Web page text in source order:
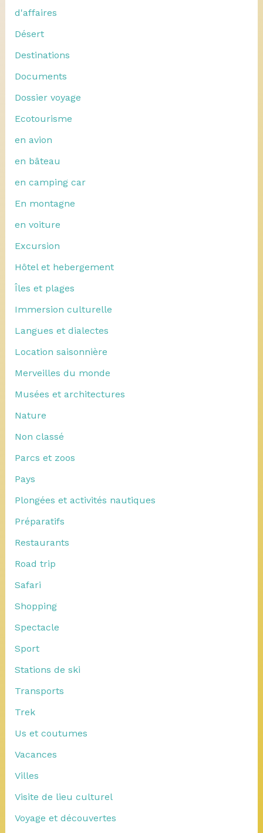
d'affaires
Désert
Destinations
Documents
Dossier voyage
Ecotourisme
en avion
en bâteau
en camping car
En montagne
en voiture
Excursion
Hôtel et hebergement
Îles et plages
Immersion culturelle
Langues et dialectes
Location saisonnière
Merveilles du monde
Musées et architectures
Nature
Non classé
Parcs et zoos
Pays
Plongées et activités nautiques
Préparatifs
Restaurants
Road trip
Safari
Shopping
Spectacle
Sport
Stations de ski
Transports
Trek
Us et coutumes
Vacances
Villes
Visite de lieu culturel
Voyage et découvertes